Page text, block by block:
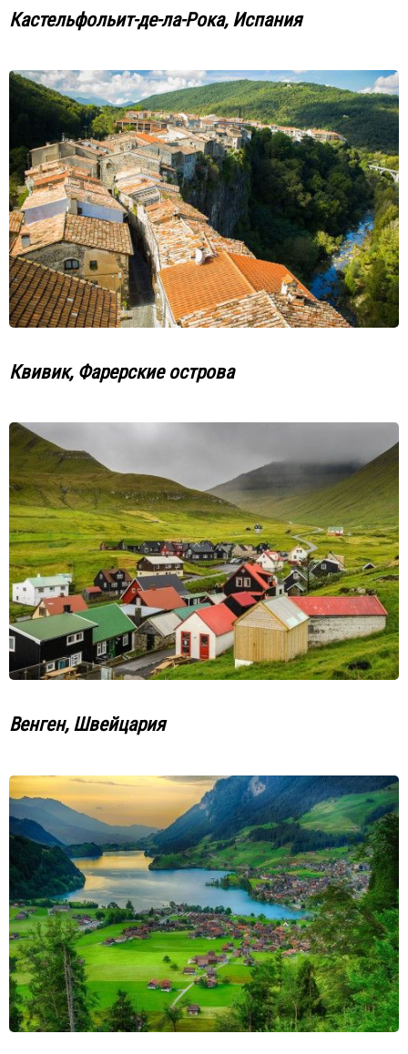
Кастельфольит-де-ла-Рока, Испания
Квивик, Фарерские острова
Венген, Швейцария